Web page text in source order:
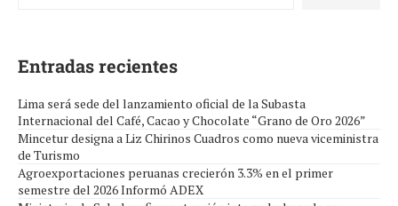
Entradas recientes
Lima será sede del lanzamiento oficial de la Subasta
Internacional del Café, Cacao y Chocolate “Grano de Oro 2026”
Mincetur designa a Liz Chirinos Cuadros como nueva viceministra
de Turismo
Agroexportaciones peruanas crecierón 3.3% en el primer
semestre del 2026 Informó ADEX